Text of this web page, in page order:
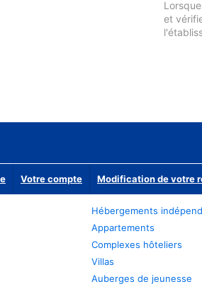
et
Votre compte Modification de votre
Hébergements
Appartements
Complexes hôteliers
Villas
Auberges de jeunesse